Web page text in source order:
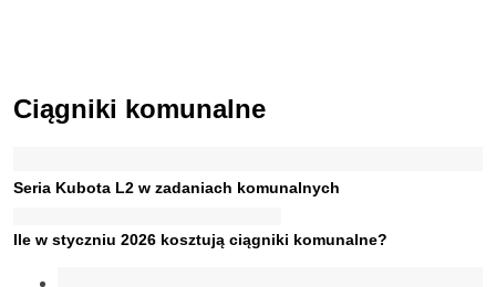
Ciągniki komunalne
Seria Kubota L2 w zadaniach komunalnych
Ile w styczniu 2026 kosztują ciągniki komunalne?